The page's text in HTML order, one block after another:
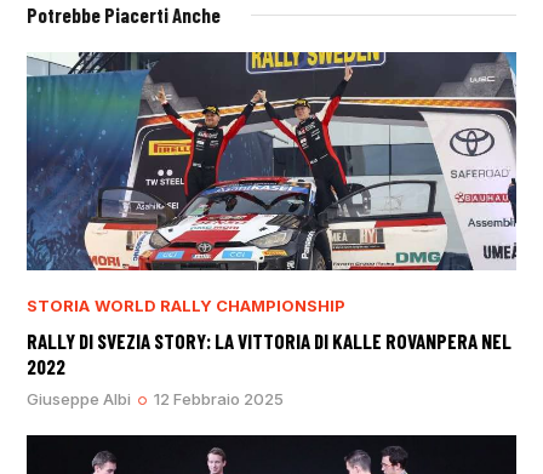
Potrebbe Piacerti Anche
STORIA WORLD RALLY CHAMPIONSHIP
RALLY DI SVEZIA STORY: LA VITTORIA DI KALLE ROVANPERA NEL
2022
Giuseppe Albi 12 Febbraio 2025